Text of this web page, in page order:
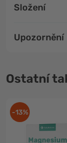
Složení
Upozornění
Ostatní
-13%